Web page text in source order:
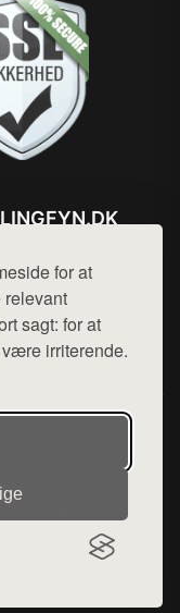
for at
relevant
sagt: for at
irriterende.
hej@want.dk
og privatlivspolitik
en række
produkter fra
denne side - vi